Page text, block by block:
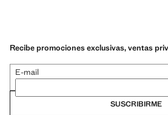
Recibe promociones exclusivas, ventas
E-mail
SUSCRIBIRME